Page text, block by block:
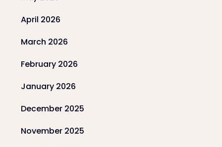
April 2026
March 2026
February 2026
January 2026
December 2025
November 2025